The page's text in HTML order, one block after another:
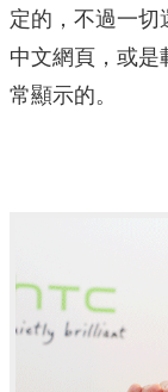
定的，不過一切
中文網頁，或是
常顯示的。